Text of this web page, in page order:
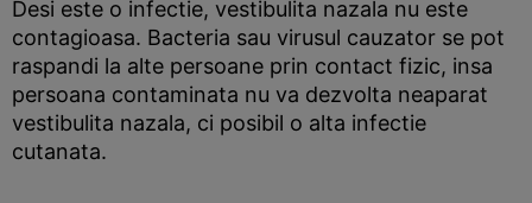
Desi este o infectie, vestibulita nazala nu este
contagioasa. Bacteria sau virusul cauzator se pot
raspandi la alte persoane prin contact fizic, insa
persoana contaminata nu va dezvolta neaparat
vestibulita nazala, ci posibil o alta infectie
cutanata.